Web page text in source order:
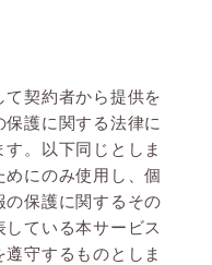
契約者から提供を
護に関する法律に
。以下同じとしま
にのみ使用し、個
の保護に関するその
ている本サービス
守するものとしま